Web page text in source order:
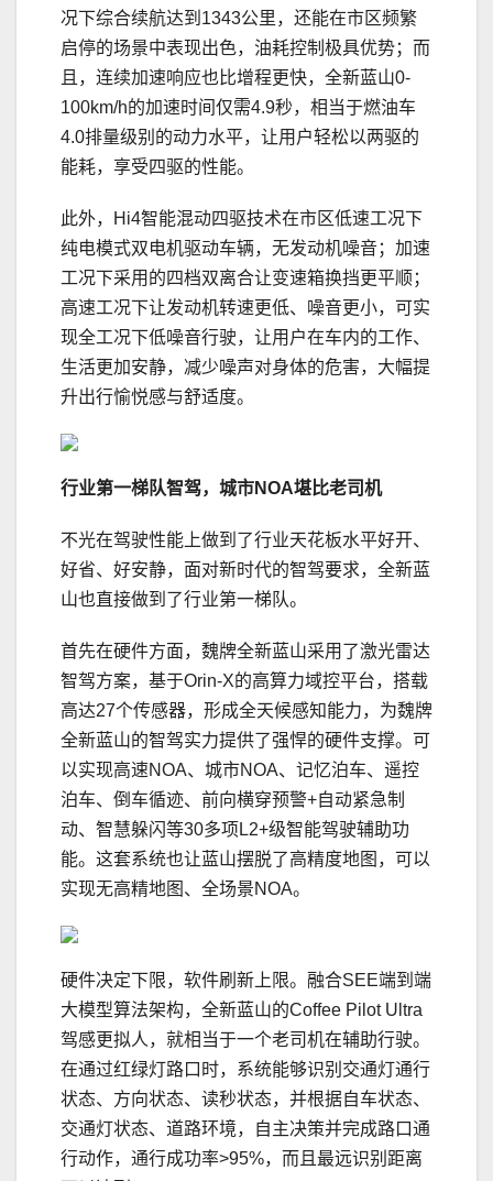
况下综合续航达到1343公里，还能在市区频繁
启停的场景中表现出色，油耗控制极具优势；而
且，连续加速响应也比增程更快，全新蓝山0-
100km/h的加速时间仅需4.9秒，相当于燃油车
4.0排量级别的动力水平，让用户轻松以两驱的
能耗，享受四驱的性能。
此外，Hi4智能混动四驱技术在市区低速工况下
纯电模式双电机驱动车辆，无发动机噪音；加速
工况下采用的四档双离合让变速箱换挡更平顺；
高速工况下让发动机转速更低、噪音更小，可实
现全工况下低噪音行驶，让用户在车内的工作、
生活更加安静，减少噪声对身体的危害，大幅提
升出行愉悦感与舒适度。
行业第一梯队智驾， 城市NOA堪比老司机
不光在驾驶性能上做到了行业天花板水平好开、
好省、好安静，面对新时代的智驾要求，全新蓝
山也直接做到了行业第一梯队。
首先在硬件方面，魏牌全新蓝山采用了激光雷达
智驾方案，基于Orin-X的高算力域控平台，搭载
高达27个传感器，形成全天候感知能力，为魏牌
全新蓝山的智驾实力提供了强悍的硬件支撑。可
以实现高速NOA、城市NOA、记忆泊车、遥控
泊车、倒车循迹、前向横穿预警+自动紧急制
动、智慧躲闪等30多项L2+级智能驾驶辅助功
能。这套系统也让蓝山摆脱了高精度地图，可以
实现无高精地图、全场景NOA。
硬件决定下限，软件刷新上限。融合SEE端到端
大模型算法架构，全新蓝山的Coffee Pilot Ultra
驾感更拟人，就相当于一个老司机在辅助行驶。
在通过红绿灯路口时，系统能够识别交通灯通行
状态、方向状态、读秒状态，并根据自车状态、
交通灯状态、道路环境，自主决策并完成路口通
行动作，通行成功率>95%，而且最远识别距离